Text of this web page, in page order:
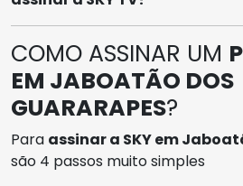
COMO ASSINAR UM
EM JABOATÃO DOS
GUARARAPES?
Para assinar a SKY em
são 4 passos muito simples